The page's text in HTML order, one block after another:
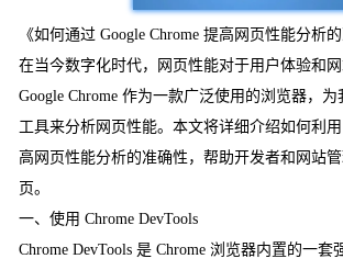
《如何通过 Google Chrome 提高网页性能分析的
在当今数字化时代，网页性能对于用户体验和网
Google Chrome 作为一款广泛使用的浏览器，
工具来分析网页性能。本文将详细介绍如何利用
高网页性能分析的准确性，帮助开发者和网站
页。
一、使用 Chrome DevTools
Chrome DevTools 是 Chrome 浏览器内置的一套